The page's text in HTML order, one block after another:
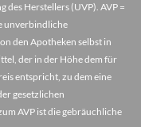
Herstellers (UVP). AVP =
unverbindliche
den Apotheken selbst in
der in der Höhe dem für
entspricht, zu dem eine
gesetzlichen
AVP ist die gebräuchliche